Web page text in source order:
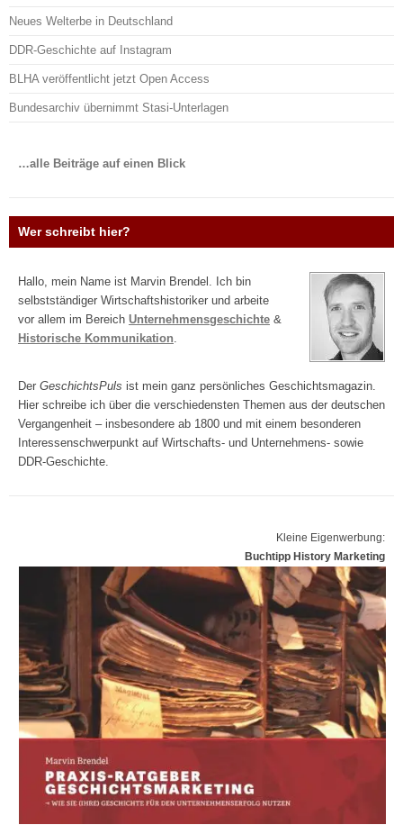
Neues Welterbe in Deutschland
DDR-Geschichte auf Instagram
BLHA veröffentlicht jetzt Open Access
Bundesarchiv übernimmt Stasi-Unterlagen
…alle Beiträge auf einen Blick
Wer schreibt hier?
Hallo, mein Name ist Marvin Brendel. Ich bin
selbstständiger Wirtschaftshistoriker und arbeite
vor allem im Bereich Unternehmensgeschichte &
Historische Kommunikation
Der GeschichtsPuls ist mein ganz persönliches Geschichtsmagazin.
Hier schreibe ich über die verschiedensten Themen aus der deutschen
Vergangenheit – insbesondere ab 1800 und mit einem besonderen
Interessenschwerpunkt auf Wirtschafts- und Unternehmens- sowie
DDR-Geschichte.
Kleine Eigenwerbung:
Buchtipp History Marketing